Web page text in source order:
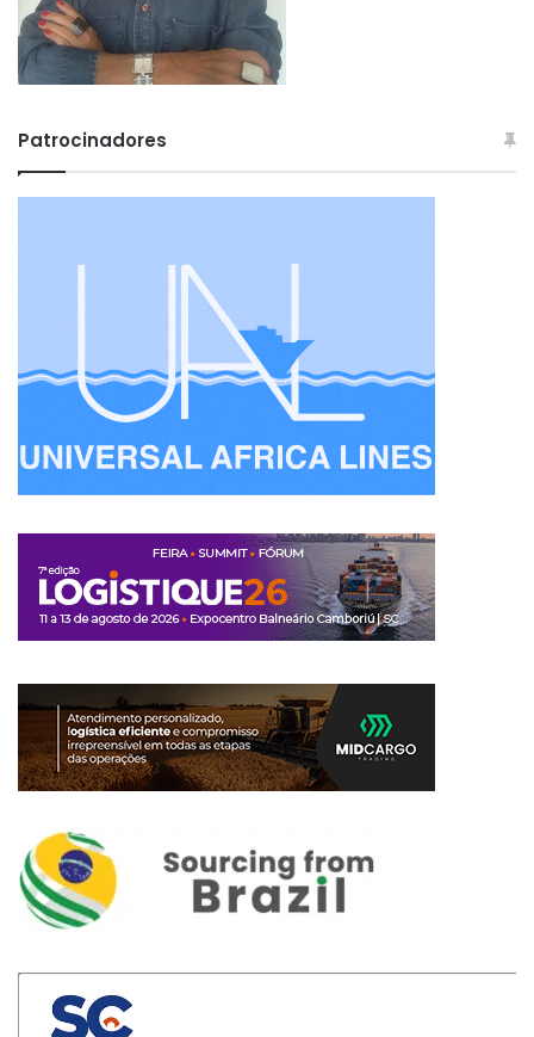
Patrocinadores